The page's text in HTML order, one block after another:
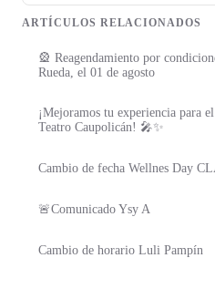
ARTÍCULOS RELACIONADOS
🎡 Reagendamiento por
Rueda, el 01 de agosto
¡Mejoramos tu experiencia para
Teatro Caupolicán! 🎤✨
Cambio de fecha Wellnes Day
🚨Comunicado Ysy A
Cambio de horario Luli Pampín